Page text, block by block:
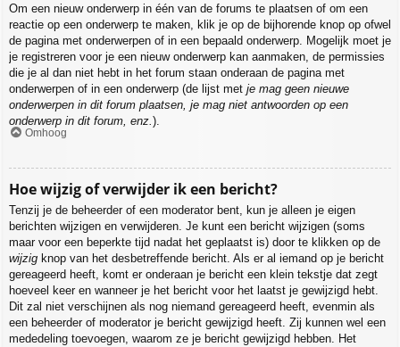
Om een nieuw onderwerp in één van de forums te plaatsen of om een
reactie op een onderwerp te maken, klik je op de bijhorende knop op ofwel
de pagina met onderwerpen of in een bepaald onderwerp. Mogelijk moet je
je registreren voor je een nieuw onderwerp kan aanmaken, de permissies
die je al dan niet hebt in het forum staan onderaan de pagina met
onderwerpen of in een onderwerp (de lijst met je mag geen nieuwe
onderwerpen in dit forum plaatsen, je mag niet antwoorden op een
onderwerp in dit forum, enz. ).
Omhoog
Hoe wijzig of verwijder ik een bericht?
Tenzij je de beheerder of een moderator bent, kun je alleen je eigen
berichten wijzigen en verwijderen. Je kunt een bericht wijzigen (soms
maar voor een beperkte tijd nadat het geplaatst is) door te klikken op de
wijzig knop van het desbetreffende bericht. Als er al iemand op je bericht
gereageerd heeft, komt er onderaan je bericht een klein tekstje dat zegt
hoeveel keer en wanneer je het bericht voor het laatst je gewijzigd hebt.
Dit zal niet verschijnen als nog niemand gereageerd heeft, evenmin als
een beheerder of moderator je bericht gewijzigd heeft. Zij kunnen wel een
mededeling toevoegen, waarom ze je bericht gewijzigd hebben. Het